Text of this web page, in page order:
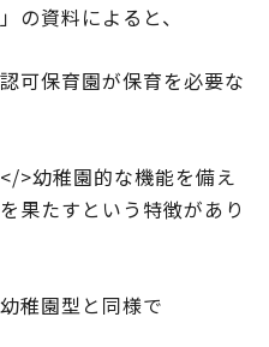
」の資料によると、
可保育園が保育を必要な
>幼稚園的な機能を備え
果たすという特徴があり
稚園型と同様で